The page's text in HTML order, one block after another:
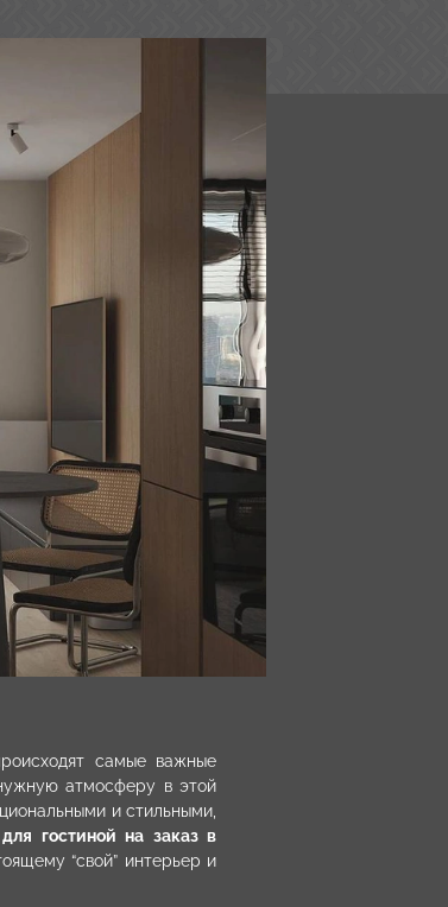
самые важные
атмосферу в этой
и стильными,
гостиной на заказ в
“свой” интерьер и